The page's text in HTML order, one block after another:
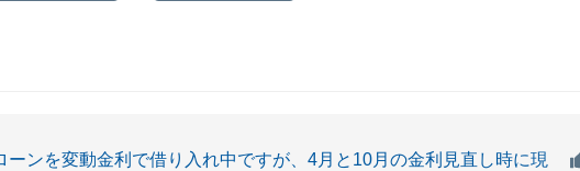
ンを変動金利で借り入れ中ですが、4月と10月の金利見直し時に現